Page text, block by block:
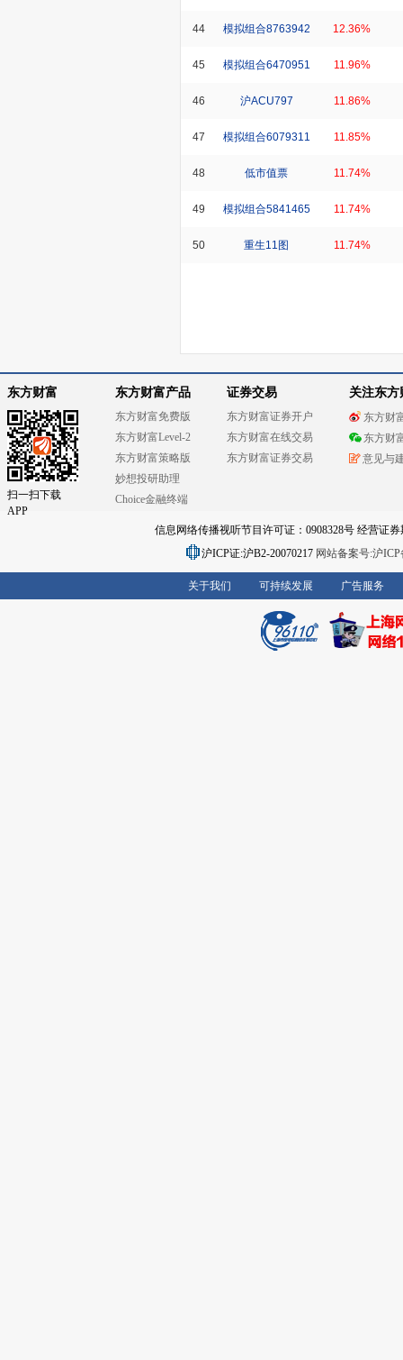
44 模拟组合8763942 12.36%
45 模拟组合6470951 11.96%
46 沪ACU797 11.86%
47 模拟组合6079311 11.85%
48 低市值票 11.74%
49 模拟组合5841465 11.74%
50 重生11图 11.74%